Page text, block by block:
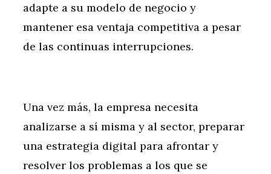
adapte a su modelo de negocio y
mantener esa ventaja competitiva a pesar
de las continuas interrupciones.
Una vez más, la empresa necesita
analizarse a sí misma y al sector, preparar
una estrategia digital para afrontar y
resolver los problemas a los que se